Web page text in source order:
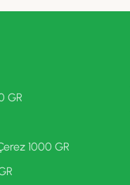
GR
1000 GR